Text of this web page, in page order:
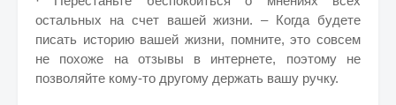
остальных на счет вашей жизни. – Когда будете
писать историю вашей жизни, помните, это совсем
не похоже на отзывы в интернете, поэтому не
позволяйте кому-то другому держать вашу ручку.